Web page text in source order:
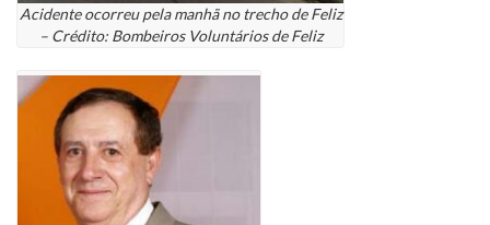
Acidente ocorreu pela manhã no trecho de Feliz
– Crédito: Bombeiros Voluntários de Feliz